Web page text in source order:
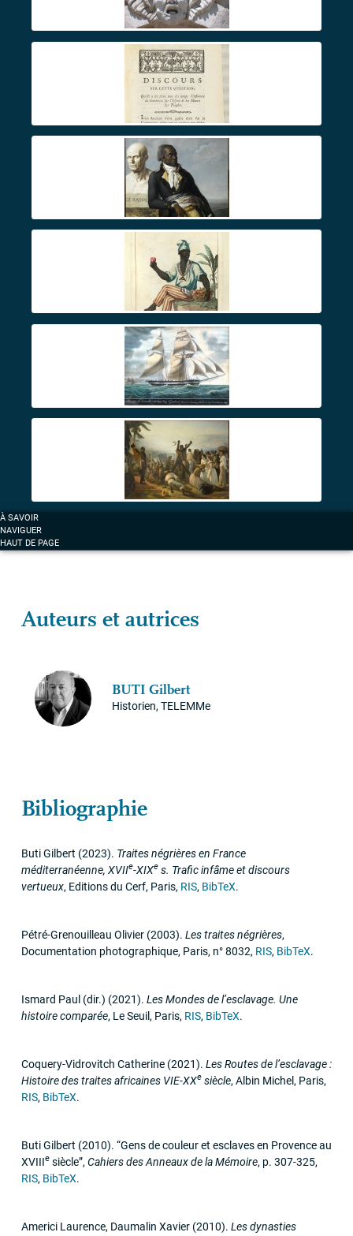
À SAVOIR
NAVIGUER
HAUT DE PAGE
Auteurs et autrices
BUTI Gilbert
Historien, TELEMMe
Bibliographie
Buti Gilbert (2023). Traites négrières en France
méditerranéenne, XVIIe-XIXes. Trafic infâme et discours
vertueux, Editions du Cerf, Paris, RIS, BibTeX.
Pétré-Grenouilleau Olivier (2003). Les traites négrières,
Documentation photographique, Paris, n° 8032, RIS, BibTeX.
Ismard Paul (dir.) (2021). Les Mondes de l’esclavage. Une
histoire comparée, Le Seuil , Paris, RIS, BibTeX.
Coquery-Vidrovitch Catherine (2021). Les Routes de l’esclavage :
Histoire des traites africaines VIE-XXesiècle, Albin Michel , Paris,
RIS, BibTeX.
Buti Gilbert (2010). “Gens de couleur et esclaves en Provence au
XVIIIesiècle”, Cahiers des Anneaux de la Mémoire, p. 307-325,
RIS, BibTeX.
Americi Laurence, Daumalin Xavier (2010). Les dynasties